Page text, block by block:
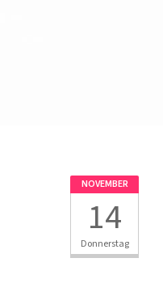
NOVEMBER
14
Donnerstag